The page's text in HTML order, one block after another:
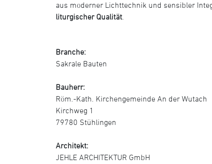
aus moderner Lichttechnik und sensibler
liturgischer Qualität
Branche:
Sakrale Bauten
Bauherr:
Röm.-Kath. Kirchengemeinde An der Wutach
Kirchweg 1
79780 Stühlingen
Architekt:
JEHLE ARCHITEKTUR GmbH